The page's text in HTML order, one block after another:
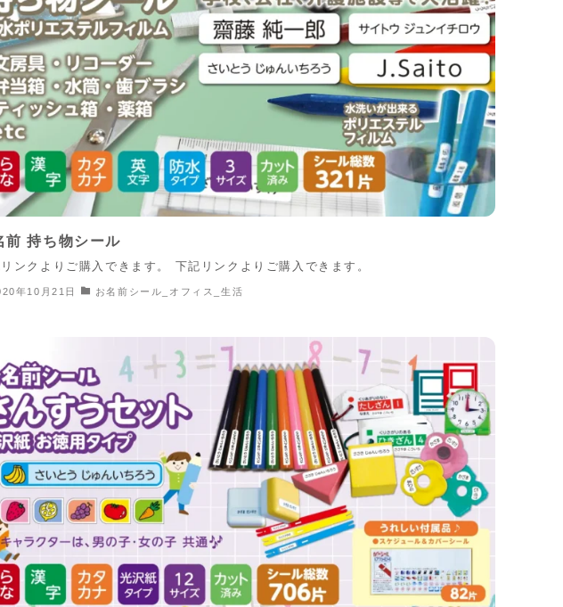
前 持ち物シール
ンクよりご購入できます。 下記リンクよりご購入できます。
年10月21日 お名前シール_オフィス_生活